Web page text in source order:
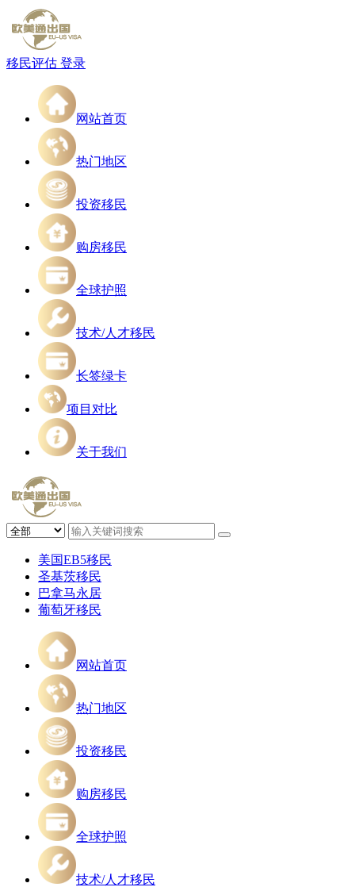
移民评估 登录
网站首页
热门地区
投资移民
购房移民
全球护照
技术/人才移民
长签绿卡
项目对比
关于我们
美国EB5移民
圣基茨移民
巴拿马永居
葡萄牙移民
网站首页
热门地区
投资移民
购房移民
全球护照
技术/人才移民